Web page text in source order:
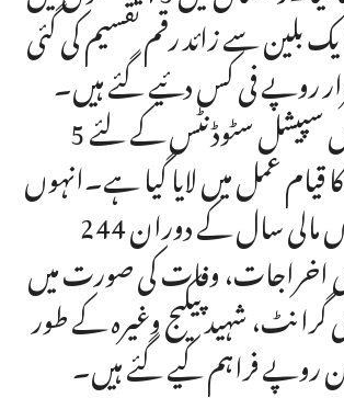
بلین سے زائد رقم تقسیم کی گئی
10 ہزار روپے فی کس دئیے گئے ہیں۔
ضم آضلاع میں سپیشل سٹوڈنٹس کے لئے 5
قیام عمل میں لایا گیا ہے۔انہوں
نے کہا کہ رواں مالی سال کے دوران 244
اخراجات، وفات کی صورت میں
شہید پیکیج وغیرہ کے طور